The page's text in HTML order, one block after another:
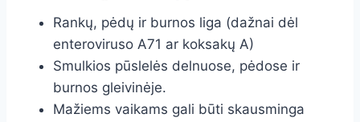
Rankų, pėdų ir burnos liga (dažnai dėl
enteroviruso A71 ar koksakų A)
Smulkios pūslelės delnuose, pėdose ir
burnos gleivinėje.
Mažiems vaikams gali būti skausminga